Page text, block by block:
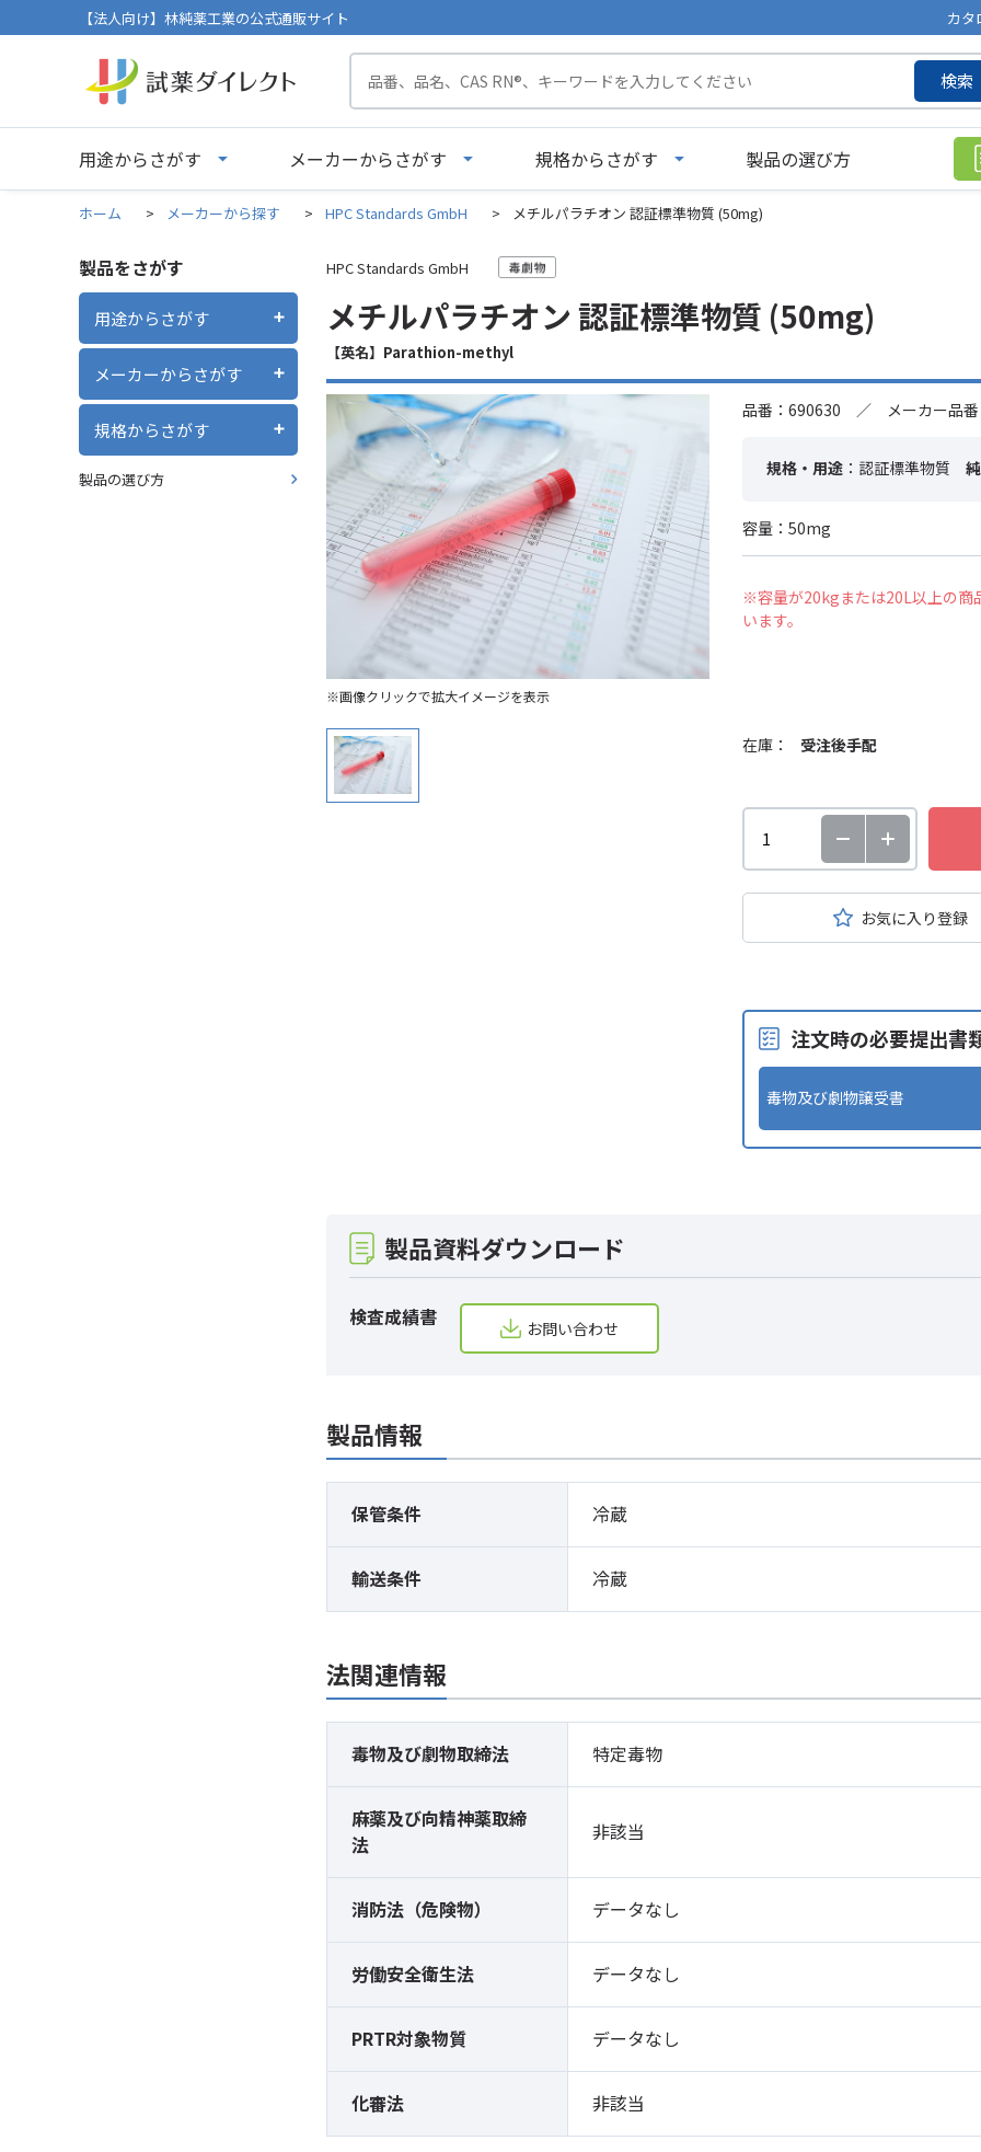
【法人向け】林純薬工業の公式通販サイト カタ
検索
用途からさがす メーカーからさがす 規格からさがす 製品の選び方
ホーム > メーカーから探す > HPC Standards GmbH > メチルパラチオン 認証標準物質 (50mg)
製品をさがす
用途からさがす
メーカーからさがす
規格からさがす
製品の選び方
HPC Standards GmbH
メチルパラチオン 認証標準物質 (50mg)
【英名】Parathion-methyl
※画像クリックで拡大イメージを表示
品番：690630 ／ メーカー品番
規格・用途 ：認証標準物質
容量：50mg
※容量が20kgまたは20L以上の商
います。
在庫： 受注後手配
お気に入り登録
注文時の必要提出書
毒物及び劇物譲受書
製品資料ダウンロード
検査成績書 お問い合わせ
製品情報
保管条件 冷蔵
輸送条件 冷蔵
法関連情報
毒物及び劇物取締法 特定毒物
麻薬及び向精神薬取締
法
非該当
消防法（危険物） データなし
労働安全衛生法 データなし
PRTR対象物質 データなし
化審法 非該当